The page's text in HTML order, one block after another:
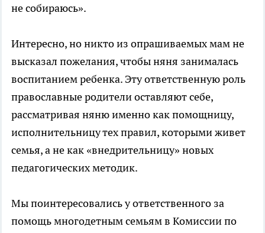
не собираюсь».
Интересно, но никто из опрашиваемых мам не
высказал пожелания, чтобы няня занималась
воспитанием ребенка. Эту ответственную роль
православные родители оставляют себе,
рассматривая няню именно как помощницу,
исполнительницу тех правил, которыми живет
семья, а не как «внедрительницу» новых
педагогических методик.
Мы поинтересовались у ответственного за
помощь многодетным семьям в Комиссии по